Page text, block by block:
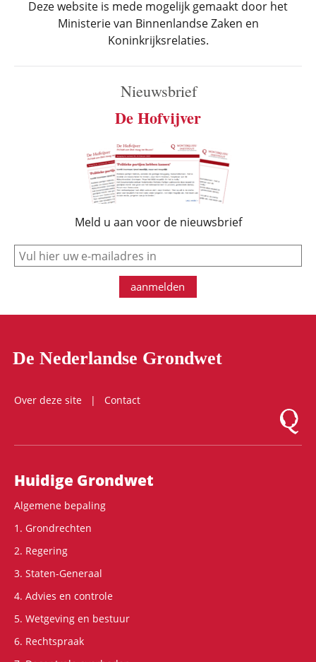
Deze website is mede mogelijk gemaakt door het
Ministerie van Binnenlandse Zaken en
Koninkrijksrelaties.
Nieuwsbrief
De Hofvijver
Meld u aan voor de nieuwsbrief
e-mail
aanmelden
De Nederlandse Grondwet
Over deze site
Contact
Logo
Hoofdnavigatie
Huidige Grondwet
Algemene bepaling
1. Grondrechten
2. Regering
3. Staten-Generaal
4. Advies en controle
5. Wetgeving en bestuur
6. Rechtspraak